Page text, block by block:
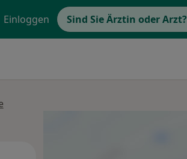
Einloggen Sind Sie Ärztin oder Arzt?